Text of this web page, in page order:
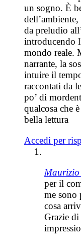
un sogno. È
da preludio
introducendo
mondo reale.
narrante, la
intuire il
raccontati da
po’ di
qualcosa che
bella lettura
Accedi per
per il
me sono
cosa
Grazie